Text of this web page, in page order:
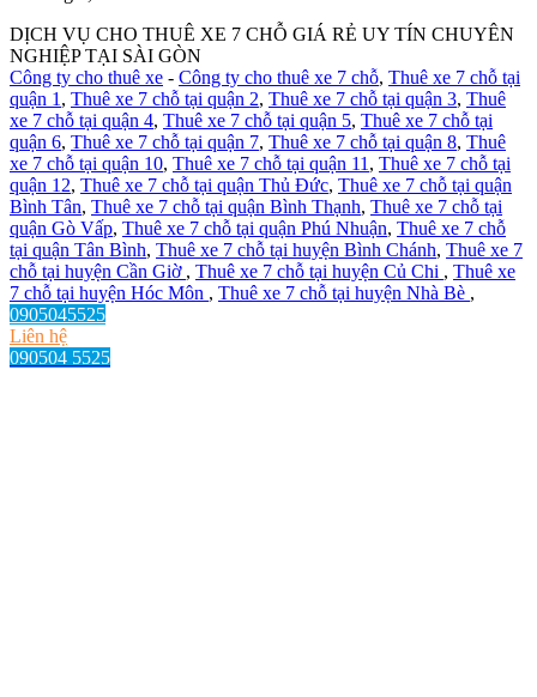
DỊCH VỤ CHO THUÊ XE 7 CHỖ GIÁ RẺ UY TÍN CHUYÊN
NGHIỆP TẠI SÀI GÒN
Công ty cho thuê xe - Công ty cho thuê xe 7 chỗ, Thuê xe 7 chỗ tại
quận 1 , Thuê xe 7 chỗ tại quận 2, Thuê xe 7 chỗ tại quận 3, Thuê
xe 7 chỗ tại quận 4, Thuê xe 7 chỗ tại quận 5, Thuê xe 7 chỗ tại
quận 6, Thuê xe 7 chỗ tại quận 7, Thuê xe 7 chỗ tại quận 8, Thuê
xe 7 chỗ tại quận 10, Thuê xe 7 chỗ tại quận 11 , Thuê xe 7 chỗ tại
quận 12, Thuê xe 7 chỗ tại quận Thủ Đức, Thuê xe 7 chỗ tại quận
Bình Tân, Thuê xe 7 chỗ tại quận Bình Thạnh, Thuê xe 7 chỗ tại
quận Gò Vấp, Thuê xe 7 chỗ tại quận Phú Nhuận, Thuê xe 7 chỗ
tại quận Tân Bình, Thuê xe 7 chỗ tại huyện Bình Chánh, Thuê xe 7
chỗ tại huyện Cần Giờ , Thuê xe 7 chỗ tại huyện Củ Chi , Thuê xe
7 chỗ tại huyện Hóc Môn , Thuê xe 7 chỗ tại huyện Nhà Bè ,
0905045525
Liên hệ
090504 5525